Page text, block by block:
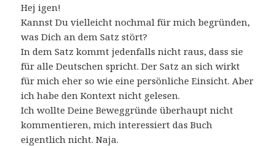
Hej igen!
Kannst Du vielleicht nochmal für mich begründen,
was Dich an dem Satz stört?
In dem Satz kommt jedenfalls nicht raus, dass sie
für alle Deutschen spricht. Der Satz an sich wirkt
für mich eher so wie eine persönliche Einsicht. Aber
ich habe den Kontext nicht gelesen.
Ich wollte Deine Beweggründe überhaupt nicht
kommentieren, mich interessiert das Buch
eigentlich nicht. Naja.